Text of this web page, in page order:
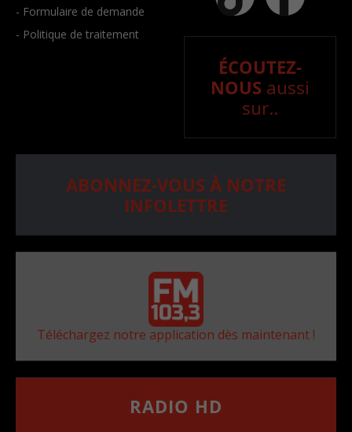
- Formulaire de demande
- Politique de traitement
ÉCOUTEZ-
NOUS aussi
sur..
ABONNEZ-VOUS À NOTRE
INFOLETTRE
Téléchargez notre application dès maintenant !
RADIO HD